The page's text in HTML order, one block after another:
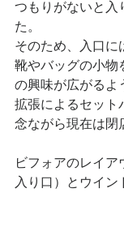
つもりがないと入
た。
そのため、入口に
靴やバッグの小物
の興味が広がるよ
拡張によるセット
念ながら現在は閉
ビフォアのレイア
入り口）とウイン